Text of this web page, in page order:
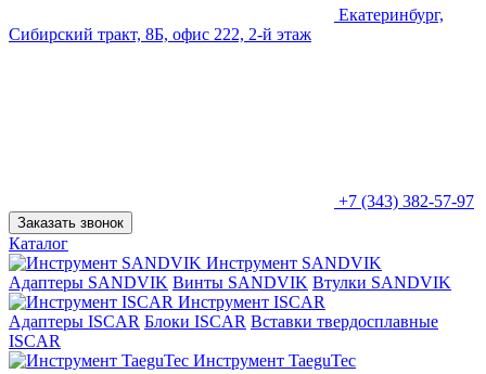
Екатеринбург,
Сибирский тракт, 8Б, офис 222, 2-й этаж
+7 (343) 382-57-97
Заказать звонок
Каталог
Инструмент SANDVIK
Адаптеры SANDVIK Винты SANDVIK Втулки SANDVIK
Инструмент ISCAR
Адаптеры ISCAR Блоки ISCAR Вставки твердосплавные
ISCAR
Инструмент TaeguTec